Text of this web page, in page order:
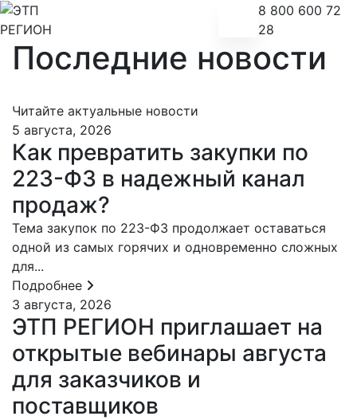
8 800 600 72
28
Последние новости
Читайте актуальные новости
5 августа, 2026
Как превратить закупки по
223-ФЗ в надежный канал
продаж?
Тема закупок по 223-ФЗ продолжает оставаться
одной из самых горячих и одновременно сложных
для...
Подробнее
3 августа, 2026
ЭТП РЕГИОН приглашает на
открытые вебинары августа
для заказчиков и
поставщиков